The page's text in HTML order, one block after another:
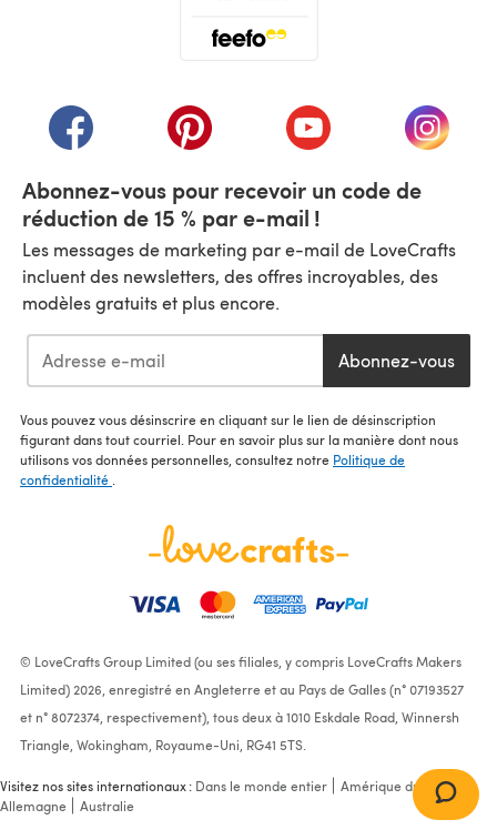
(s'ouvre dans un nouvel onglet)
(s'ouvre dans un nouvel onglet)
(s'ouvre dans un(s'ouvre
Abonnez-vous pour recevoir un code de
réduction de 15 % par e-mail !
Les messages de marketing par e-mail de LoveCrafts
incluent des newsletters, des offres incroyables, des
modèles gratuits et plus encore.
Abonnez-vous
Vous pouvez vous désinscrire en cliquant sur le lien de désinscription
figurant dans tout courriel. Pour en savoir plus sur la manière dont nous
utilisons vos données personnelles, consultez notre Politique de
confidentialité
© LoveCrafts Group Limited (ou ses filiales, y compris LoveCrafts Makers
Limited) 2026, enregistré en Angleterre et au Pays de Galles (n° 07193527
et n° 8072374, respectivement), tous deux à 1010 Eskdale Road, Winnersh
Triangle, Wokingham, Royaume-Uni, RG41 5TS.
Visitez nos sites internationaux : Dans le monde entier
Amérique du Nord
Allemagne
Australie